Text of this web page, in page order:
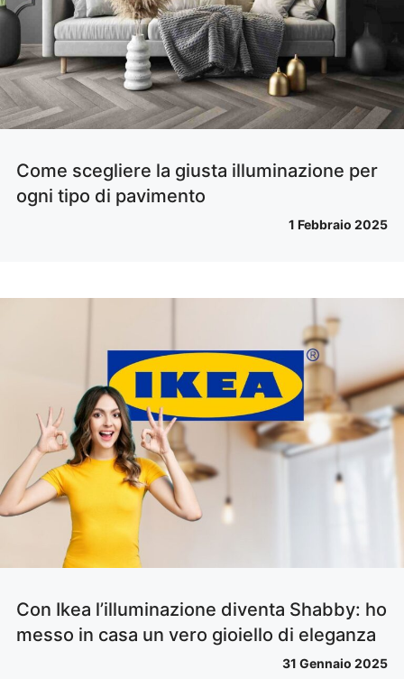
Come scegliere la giusta illuminazione per
ogni tipo di pavimento
1 Febbraio 2025
Con Ikea l’illuminazione diventa Shabby: ho
messo in casa un vero gioiello di eleganza
31 Gennaio 2025